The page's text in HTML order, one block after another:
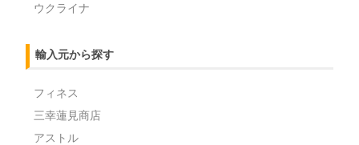
ウクライナ
輸入元から探す
フィネス
三幸蓮見商店
アストル